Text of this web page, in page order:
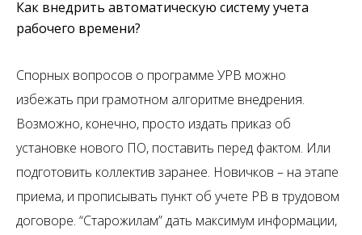
Как внедрить автоматическую систему учета
рабочего времени?
Спорных вопросов о программе УРВ можно
избежать при грамотном алгоритме внедрения.
Возможно, конечно, просто издать приказ об
установке нового ПО, поставить перед фактом. Или
подготовить коллектив заранее. Новичков – на этапе
приема, и прописывать пункт об учете РВ в трудовом
договоре. “Старожилам” дать максимум информации,